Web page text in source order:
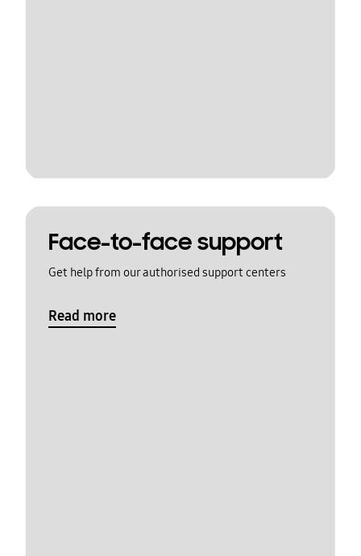
Face-to-face support
Get help from our authorised support centers
Read more